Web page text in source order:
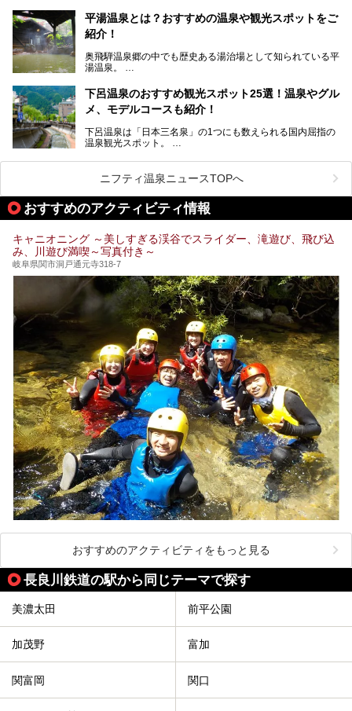
温泉旅として利用することができます。
池田温泉には道の駅があるなど、温泉、観光、買い物と、さ
そんな池田温泉の魅力を詳しく紹介していきます！
平湯温泉とは？おすすめの温泉や観光スポットをご
紹介！
奥飛騨温泉郷の中でも歴史ある湯治場として知られている平
湯温泉。
らの利用客も増え、ますます賑わいを見せています。そこで
今回は、平湯温泉の観光スポットとおすすめの温泉施設を紹
介します。気になる温泉をぜひチェックしてみてください。
下呂温泉のおすすめ観光スポット25選！温泉やグル
メ、モデルコースも紹介！
下呂温泉は「日本三名泉」の1つにも数えられる国内屈指の
温泉観光スポット。
のグルメを楽しんだり、周辺にある名所にも足を伸ばしたり
したいもの。
本記事では、下呂温泉エリアにあるおすすめの観光スポット
をご紹介するとともに散策する際のモデルコースもご提案。
下呂温泉観光をたっぷりとガイドします！
ニフティ温泉ニュースTOPへ
おすすめのアクティビティ情報
キャニオニング ～美しすぎる渓谷でスライダー、滝遊び、飛び込
み、川遊び満喫～写真付き～
岐阜県関市洞戸通元寺318-7
おすすめのアクティビティをもっと見る
長良川鉄道の駅から同じテーマで探す
美濃太田 前平公園
加茂野 富加
関富岡 関口